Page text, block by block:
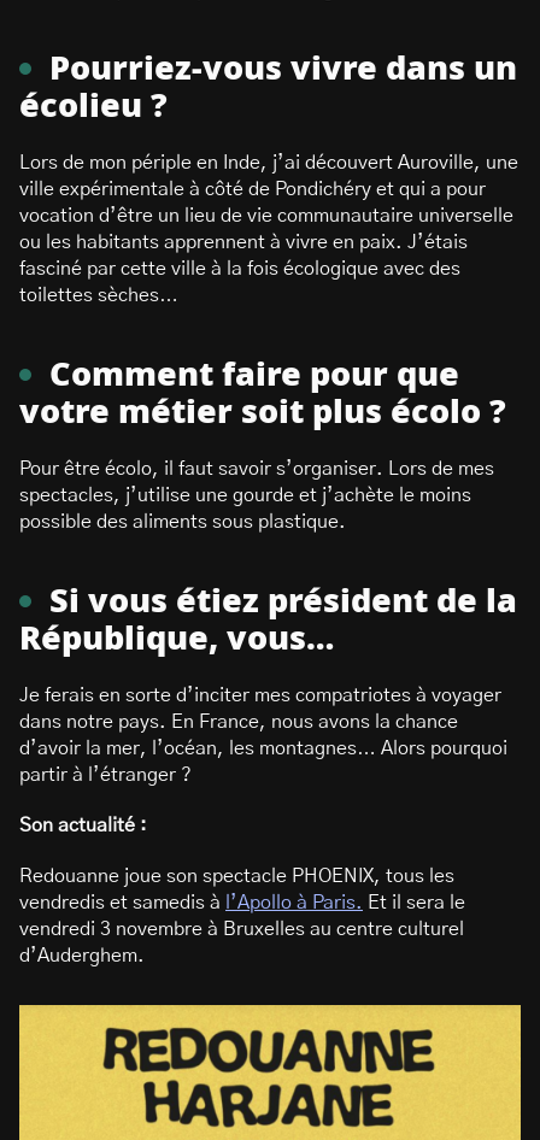
Pourriez-vous vivre dans un
écolieu ?
Lors de mon périple en Inde, j’ai découvert Auroville, une
ville expérimentale à côté de Pondichéry et qui a pour
vocation d’être un lieu de vie communautaire universelle
ou les habitants apprennent à vivre en paix. J’étais
fasciné par cette ville à la fois écologique avec des
toilettes sèches…
Comment faire pour que
votre métier soit plus écolo ?
Pour être écolo, il faut savoir s’organiser. Lors de mes
spectacles, j’utilise une gourde et j’achète le moins
possible des aliments sous plastique.
Si vous étiez président de la
République, vous…
Je ferais en sorte d’inciter mes compatriotes à voyager
dans notre pays. En France, nous avons la chance
d’avoir la mer, l’océan, les montagnes… Alors pourquoi
partir à l’étranger ?
Son actualité :
Redouanne joue son spectacle PHOENIX, tous les
vendredis et samedis à
l’Apollo à Paris. Et il sera le
vendredi 3 novembre à Bruxelles au centre culturel
d’Auderghem.